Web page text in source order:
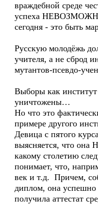
враждебной среде
успеха
сегодня - это быть
Русскую молодёжь
учителя, а не сброд
мутантов-псевдо-
Выборы как
уничтожены…
Но что это
примере другого
Девица с пятого
выясняется, что она
какому столетию
понимает, что,
век и т.д. Причем,
диплом, она успешно
получила аттестат